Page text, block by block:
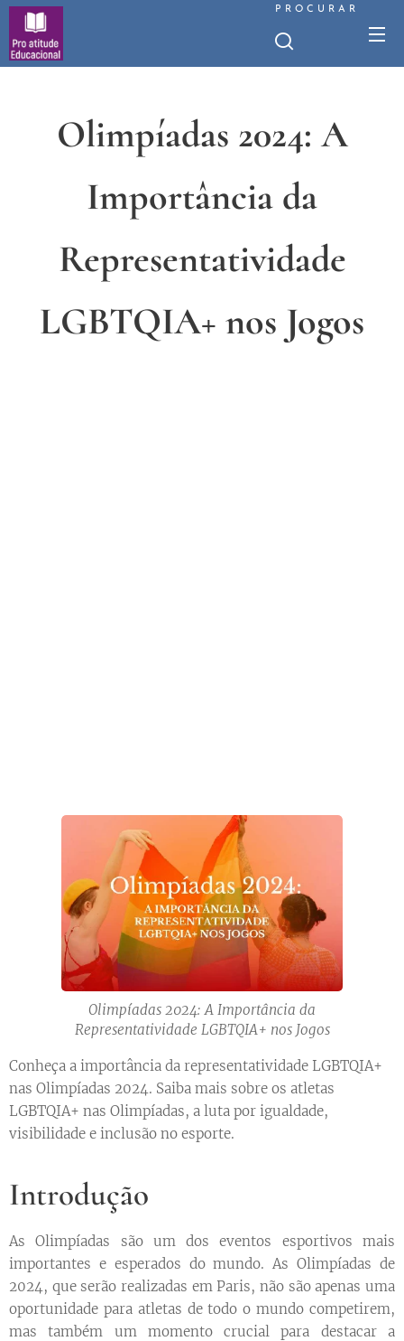
PROCURAR
Olimpíadas 2024: A
Importância da
Representatividade
LGBTQIA+ nos Jogos
Olimpíadas 2024: A Importância da
Representatividade LGBTQIA+ nos Jogos
Conheça a importância da representatividade LGBTQIA+
nas Olimpíadas 2024. Saiba mais sobre os atletas
LGBTQIA+ nas Olimpíadas, a luta por igualdade,
visibilidade e inclusão no esporte.
Introdução
As Olimpíadas são um dos eventos esportivos mais
importantes e esperados do mundo. As Olimpíadas de
2024, que serão realizadas em Paris, não são apenas uma
oportunidade para atletas de todo o mundo competirem,
mas também um momento crucial para destacar a